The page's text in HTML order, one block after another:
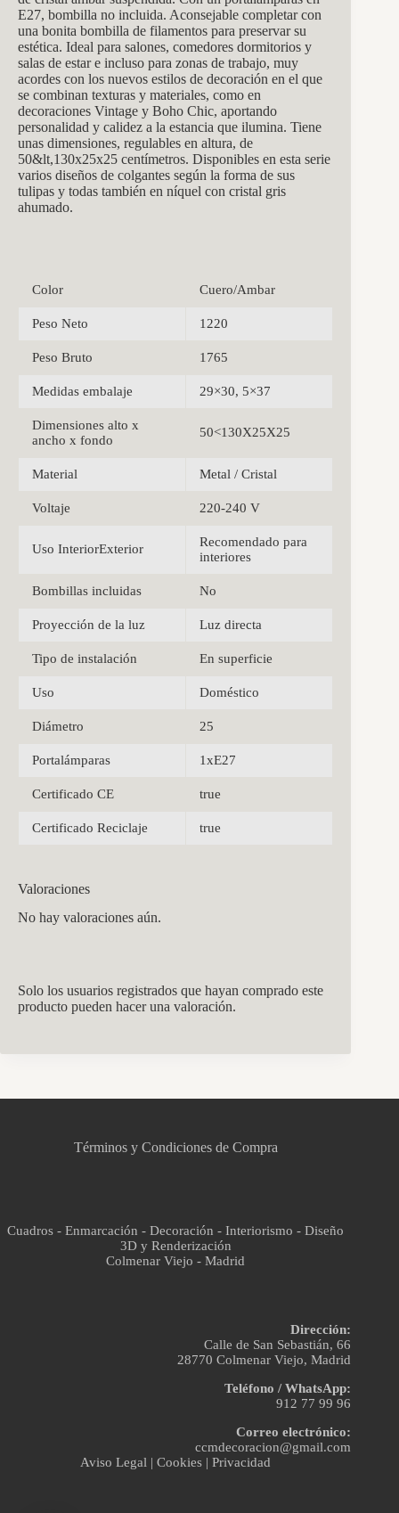
E27, bombilla no incluida. Aconsejable completar con
una bonita bombilla de filamentos para preservar su
estética. Ideal para salones, comedores dormitorios y
salas de estar e incluso para zonas de trabajo, muy
acordes con los nuevos estilos de decoración en el que
se combinan texturas y materiales, como en
decoraciones Vintage y Boho Chic, aportando
personalidad y calidez a la estancia que ilumina. Tiene
unas dimensiones, regulables en altura, de
50&lt,130x25x25 centímetros. Disponibles en esta serie
varios diseños de colgantes según la forma de sus
tulipas y todas también en níquel con cristal gris
ahumado.
Color Cuero/Ambar
Peso Neto 1220
Peso Bruto 1765
Medidas embalaje 29×30, 5×37
Dimensiones alto x
ancho x fondo
50<130X25X25
Material Metal / Cristal
Voltaje 220-240 V
Uso InteriorExterior
Recomendado para
interiores
Bombillas incluidas No
Proyección de la luz Luz directa
Tipo de instalación En superficie
Uso Doméstico
Diámetro 25
Portalámparas 1xE27
Certificado CE true
Certificado Reciclaje true
Valoraciones
No hay valoraciones aún.
Solo los usuarios registrados que hayan comprado este
producto pueden hacer una valoración.
Términos y Condiciones de Compra
Cuadros - Enmarcación - Decoración - Interiorismo - Diseño
3D y Renderización
Colmenar Viejo - Madrid
Dirección:
Calle de San Sebastián, 66
28770 Colmenar Viejo, Madrid
Teléfono / WhatsApp:
912 77 99 96
Correo electrónico:
ccmdecoracion@gmail.com
Aviso Legal |Cookies |Privacidad
Asistente virtual · En línea